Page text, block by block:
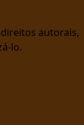
autorais,
lo.